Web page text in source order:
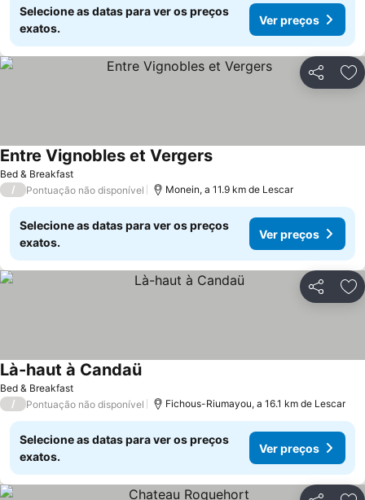
Selecione as datas para ver os preços
exatos.
Ver preços
Partilhar
Bed & Breakfast
Entre Vignobles et Vergers
/ Pontuação não disponível Monein, a 11.9 km de Lescar
Selecione as datas para ver os preços
exatos.
Ver preços
Partilhar
Bed & Breakfast
Là-haut à Candaü
/ Pontuação não disponível Fichous-Riumayou, a 16.1 km de Lescar
Selecione as datas para ver os preços
exatos.
Ver preços